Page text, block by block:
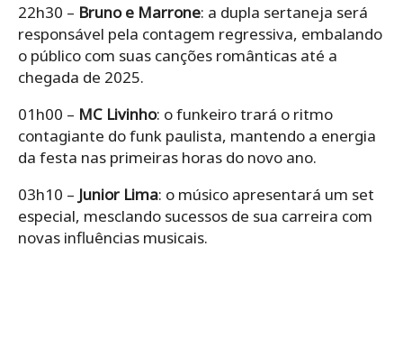
22h30 – Bruno e Marrone: a dupla sertaneja será
responsável pela contagem regressiva, embalando
o público com suas canções românticas até a
chegada de 2025.
01h00 – MC Livinho: o funkeiro trará o ritmo
contagiante do funk paulista, mantendo a energia
da festa nas primeiras horas do novo ano.
03h10 – Junior Lima: o músico apresentará um set
especial, mesclando sucessos de sua carreira com
novas influências musicais.